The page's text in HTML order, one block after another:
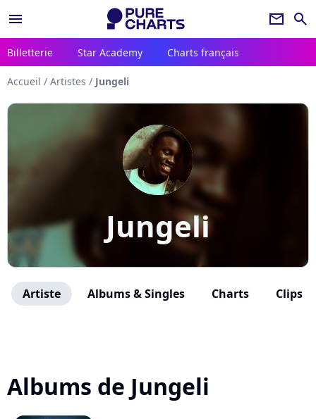
menu newsletter search
Billetterie Star Academy Charts français
Accueil / Artistes / Jungeli
Jungeli
Artiste Albums & Singles Charts Clips
Albums de Jungeli